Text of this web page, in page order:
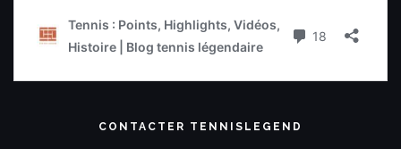
CONTACTER TENNISLEGEND